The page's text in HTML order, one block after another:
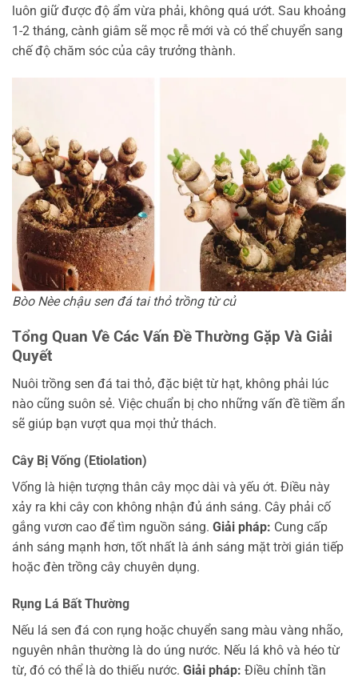
luôn giữ được độ ẩm vừa phải, không quá ướt. Sau khoảng
1-2 tháng, cành giâm sẽ mọc rễ mới và có thể chuyển sang
chế độ chăm sóc của cây trưởng thành.
Bòo Nèe chậu sen đá tai thỏ trồng từ củ
Tổng Quan Về Các Vấn Đề Thường Gặp Và Giải
Quyết
Nuôi trồng sen đá tai thỏ, đặc biệt từ hạt, không phải lúc
nào cũng suôn sẻ. Việc chuẩn bị cho những vấn đề tiềm ẩn
sẽ giúp bạn vượt qua mọi thử thách.
Cây Bị Vống (Etiolation)
Vống là hiện tượng thân cây mọc dài và yếu ớt. Điều này
xảy ra khi cây con không nhận đủ ánh sáng. Cây phải cố
gắng vươn cao để tìm nguồn sáng. Giải pháp: Cung cấp
ánh sáng mạnh hơn, tốt nhất là ánh sáng mặt trời gián tiếp
hoặc đèn trồng cây chuyên dụng.
Rụng Lá Bất Thường
Nếu lá sen đá con rụng hoặc chuyển sang màu vàng nhão,
nguyên nhân thường là do úng nước. Nếu lá khô và héo từ
từ, đó có thể là do thiếu nước. Giải pháp: Điều chỉnh tần